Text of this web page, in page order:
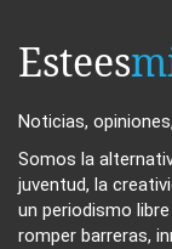
Estees
Noticias,
Somos la
juventud, la
un periodismo
romper barreras,